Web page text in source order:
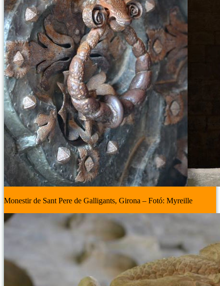
Monestir de Sant Pere de Galligants, Girona – Fotó: Myreille